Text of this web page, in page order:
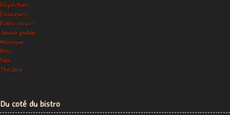
Dépêches
Douceurs…
Entre nous !
Jeune public
Musique
Pros
Site
Théâtre
Du coté du bistro